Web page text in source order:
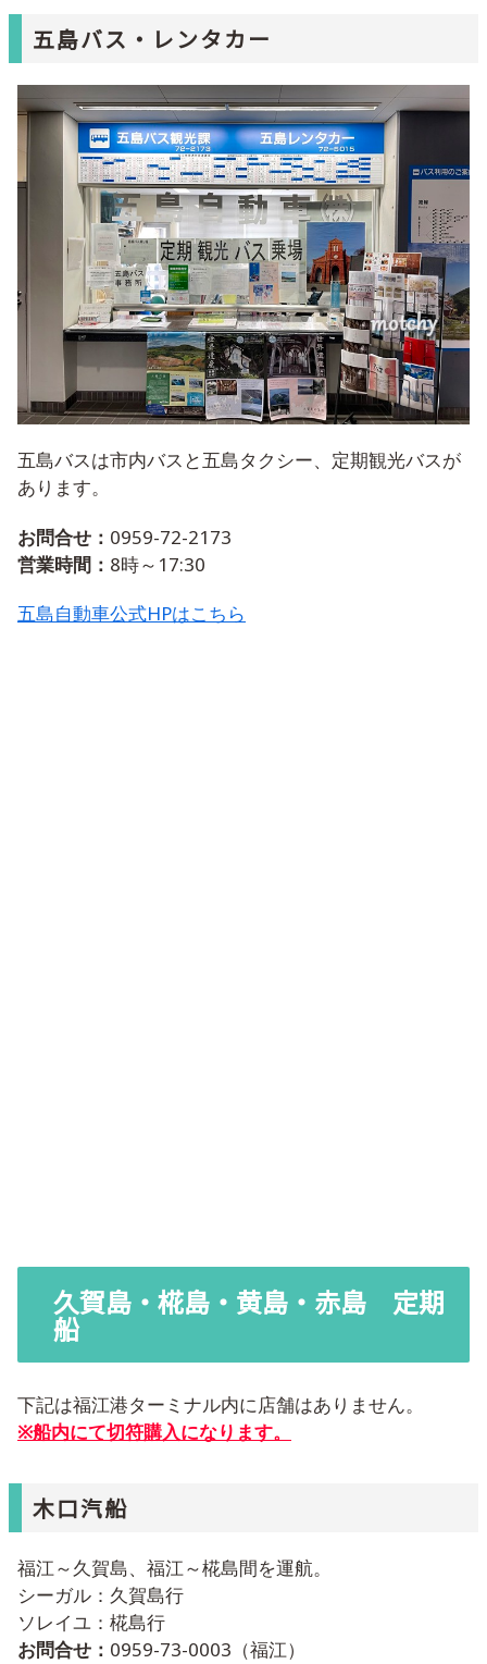
五島バス・レンタカー
五島バスは市内バスと五島タクシー、定期観光バスが
あります。
お問合せ： 0959-72-2173
営業時間： 8時～17:30
五島自動車公式HPはこちら
久賀島・椛島・黄島・赤島 定期
船
下記は福江港ターミナル内に店舗はありません。
※船内にて切符購入になります。
木口汽船
福江～久賀島、福江～椛島間を運航。
シーガル：久賀島行
ソレイユ：椛島行
お問合せ： 0959-73-0003（福江）